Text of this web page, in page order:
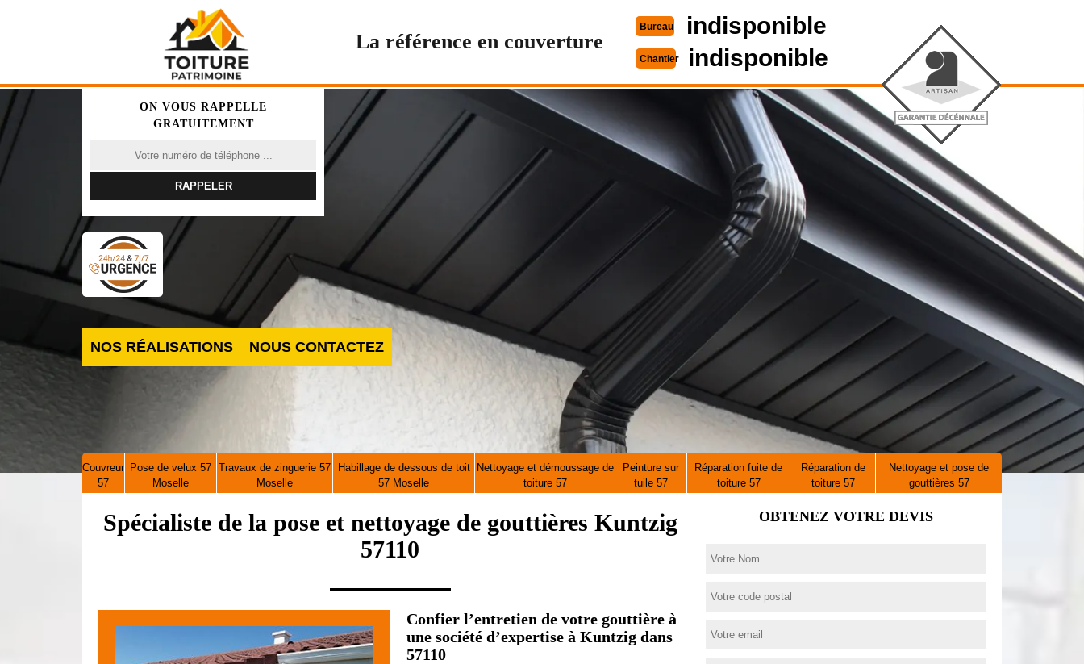
La référence en couverture
Bureau indisponible
Chantier indisponible
ON VOUS RAPPELLE
GRATUITEMENT
NOS RÉALISATIONS NOUS CONTACTEZ
Couvreur
57
Pose de velux 57
Moselle
Travaux de zinguerie 57
Moselle
Habillage de dessous de toit
57 Moselle
Nettoyage et démoussage de
toiture 57
Peinture sur
tuile 57
Réparation fuite de
toiture 57
Réparation de
toiture 57
Nettoyage et pose de
gouttières 57
Spécialiste de la pose et nettoyage de gouttières Kuntzig
57110
Confier l’entretien de votre gouttière à
une société d’expertise à Kuntzig dans
57110
OBTENEZ VOTRE DEVIS